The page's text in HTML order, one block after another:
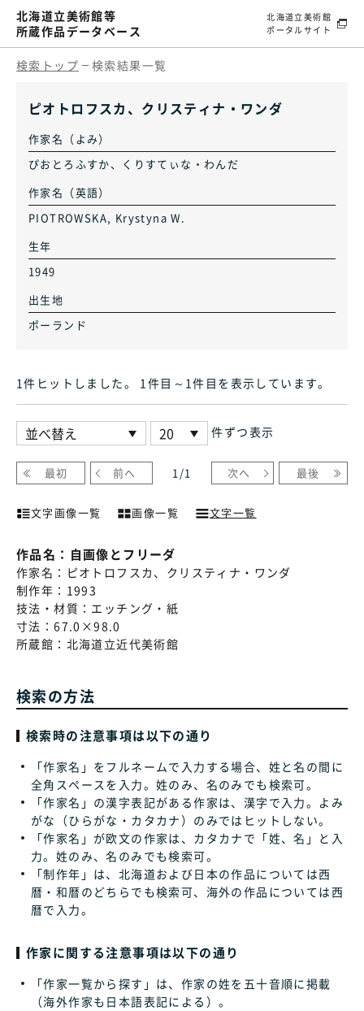
北海道立美術館等
所蔵作品データベース
北海道立美術館
ポータルサイト
検索トップ 検索結果一覧
ピオトロフスカ、クリスティナ・ワンダ
作家名（よみ）
ぴおとろふすか、くりすてぃな・わんだ
作家名（英語）
PIOTROWSKA, Krystyna W.
生年
1949
出生地
ポーランド
1件ヒット しました。 1件目～1件目 を表示しています。
件ずつ表示
最初 前へ 1 /1 次へ 最後
文字画像一覧 画像一覧 文字一覧
作品名： 自画像とフリーダ
作家名： ピオトロフスカ、クリスティナ・ワンダ
制作年： 1993
技法・材質： エッチング・紙
寸法：67.0×98.0
所蔵館： 北海道立近代美術館
検索の方法
検索時の注意事項は以下の通り
「作家名」をフルネームで入力する場合、姓と名の間に
全角スペースを入力。姓のみ、名のみでも検索可。
「作家名」の漢字表記がある作家は、漢字で入力。よみ
がな（ひらがな・カタカナ）のみではヒットしない。
「作家名」が欧文の作家は、カタカナで「姓、名」と入
力。姓のみ、名のみでも検索可。
「制作年」は、北海道および日本の作品については西
暦・和暦のどちらでも検索可、海外の作品については西
暦で入力。
作家に関する注意事項は以下の通り
「作家一覧から探す」は、作家の姓を五十音順に掲載
（海外作家も日本語表記による）。